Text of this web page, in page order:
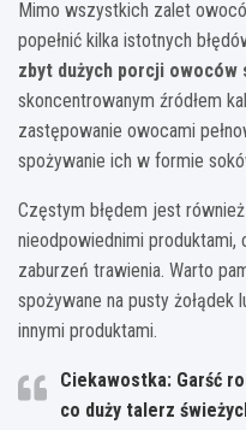
Mimo wszystkich zalet
popełnić kilka istotnych
zbyt dużych porcji owoców
skoncentrowanym źródłem
zastępowanie owocami
spożywanie ich w formie
Częstym błędem jest
nieodpowiednimi
zaburzeń trawienia. Warto
spożywane na pusty
innymi produktami.
Ciekawostka: Garść
co duży talerz